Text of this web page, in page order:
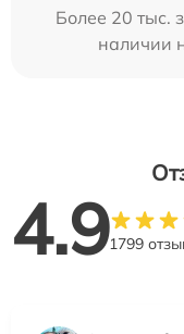
Более 20 тыс.
наличии
4.91799